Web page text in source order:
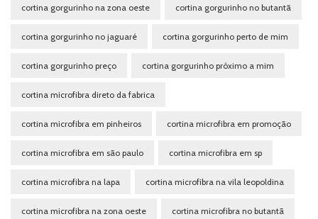
cortina gorgurinho na zona oeste cortina gorgurinho no butantã
cortina gorgurinho no jaguaré cortina gorgurinho perto de mim
cortina gorgurinho preço cortina gorgurinho próximo a mim
cortina microfibra direto da fabrica
cortina microfibra em pinheiros cortina microfibra em promoção
cortina microfibra em são paulo cortina microfibra em sp
cortina microfibra na lapa cortina microfibra na vila leopoldina
cortina microfibra na zona oeste cortina microfibra no butantã